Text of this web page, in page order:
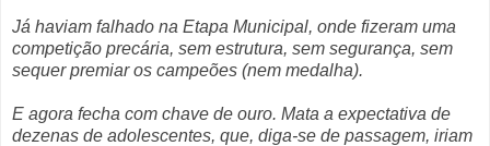
Já haviam falhado na Etapa Municipal, onde fizeram uma
competição precária, sem estrutura, sem segurança, sem
sequer premiar os campeões (nem medalha).
E agora fecha com chave de ouro. Mata a expectativa de
dezenas de adolescentes, que, diga-se de passagem, iriam